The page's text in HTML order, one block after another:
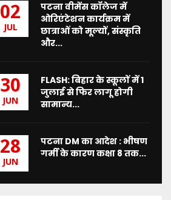
02
JUL
पटना वीमेंस कॉलेज में
ओरिएंटेशन कार्यक्रम में
छात्राओं को मूल्यों, संस्कृति
और...
30
JUN
FLASH: बिहार के स्कूलों में 1
जुलाई से फिर लागू होगी
सामान्य...
28
JUN
पटना DM का आदेश : भीषण
गर्मी के कारण कक्षा 8 तक...